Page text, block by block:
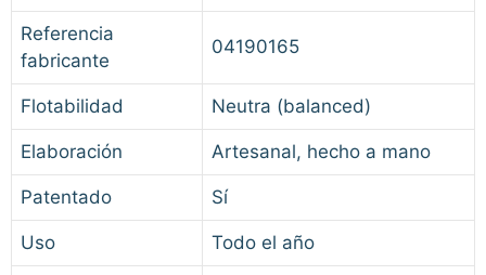
Referencia
fabricante
04190165
Flotabilidad Neutra (balanced)
Elaboración Artesanal, hecho a mano
Patentado Sí
Uso Todo el año